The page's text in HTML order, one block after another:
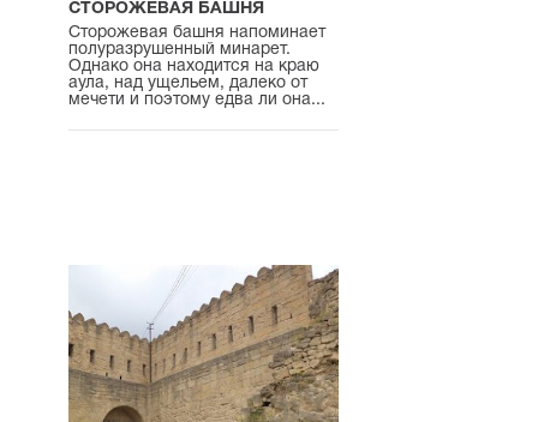
СТОРОЖЕВАЯ БАШНЯ
Сторожевая башня напоминает
полуразрушенный минарет.
Однако она находится на краю
аула, над ущельем, далеко от
мечети и поэтому едва ли она...